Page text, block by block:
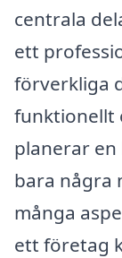
centrala
ett
förverkliga
funktionellt
planerar
bara några
många
ett företag